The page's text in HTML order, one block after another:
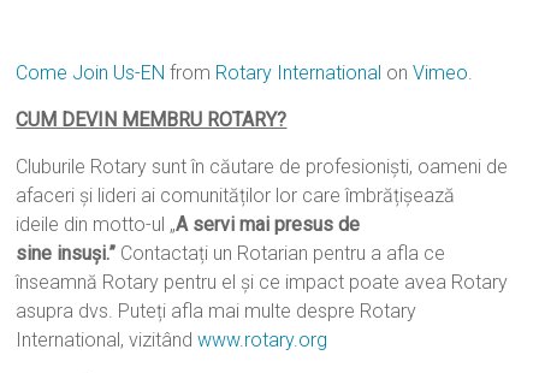
Come Join Us-EN from Rotary International onVimeo.
CUM DEVIN MEMBRU ROTARY?
Cluburile Rotary sunt în căutare de profesionişti, oameni de
afaceri şi lideri ai comunităților lor care îmbrățișează
ideile din motto-ul „A servi mai presus de
sine insuşi.” Contactați un Rotarian pentru a afla ce
înseamnă Rotary pentru el și ce impact poate avea Rotary
asupra dvs. Puteți afla mai multe despre Rotary
International, vizitândwww.rotary.org